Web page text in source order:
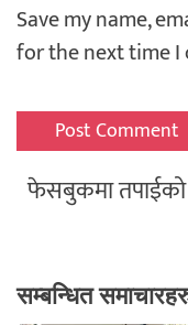
Save my name,
for the next time I
फेसबुकमा
सम्बन्धित